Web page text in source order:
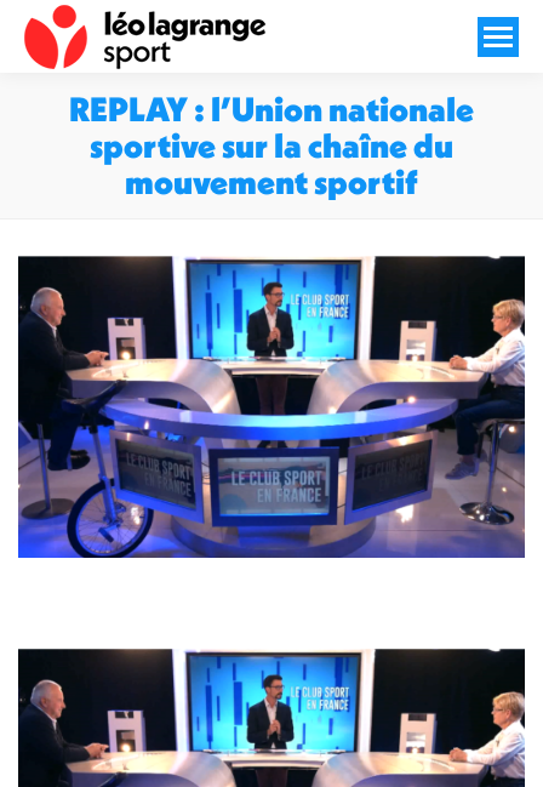
REPLAY : l’Union nationale
sportive sur la chaîne du
mouvement sportif